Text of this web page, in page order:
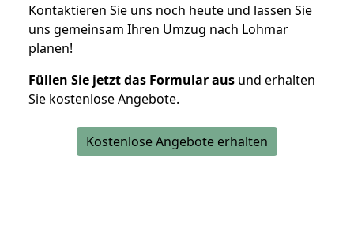
Kontaktieren Sie uns noch heute und lassen Sie
uns gemeinsam Ihren Umzug nach Lohmar
planen!
Füllen Sie jetzt das Formular aus und erhalten
Sie kostenlose Angebote.
Kostenlose Angebote erhalten